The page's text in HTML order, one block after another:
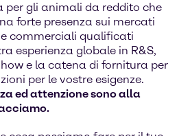
per gli animali da reddito che
forte presenza sui mercati
commerciali qualificati
esperienza globale in R&S,
e la catena di fornitura per
per le vostre esigenze.
ed attenzione sono alla